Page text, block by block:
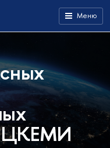
Меню
ЦКЕМИ